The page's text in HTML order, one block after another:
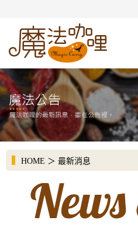
HOME ＞ 最新消息